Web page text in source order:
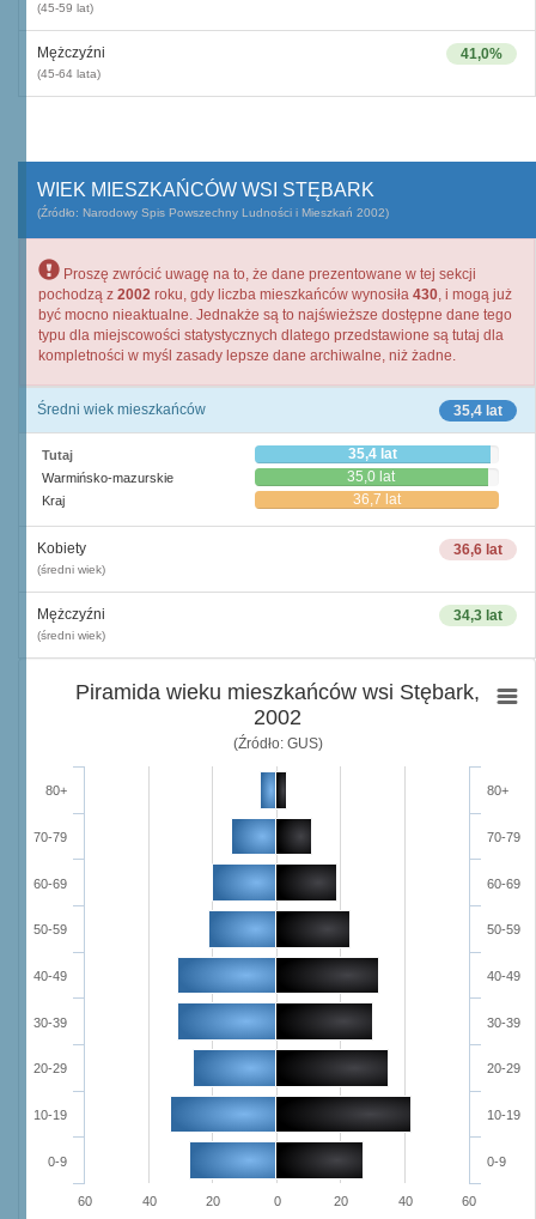
(45-59 lat)
41,0%
Mężczyźni
(45-64 lata)
WIEK MIESZKAŃCÓW WSI STĘBARK
(Źródło: Narodowy Spis Powszechny Ludności i Mieszkań 2002)
Proszę zwrócić uwagę na to, że dane prezentowane w tej sekcji
pochodzą z 2002 roku, gdy liczba mieszkańców wynosiła 430, i mogą już
być mocno nieaktualne. Jednakże są to najświeższe dostępne dane tego
typu dla miejscowości statystycznych dlatego przedstawione są tutaj dla
kompletności w myśl zasady lepsze dane archiwalne, niż żadne.
35,4 lat
Średni wiek mieszkańców
Tutaj 35,4 lat
Warmińsko-mazurskie 35,0 lat
Kraj 36,7 lat
36,6 lat
Kobiety
(średni wiek)
34,3 lat
Mężczyźni
(średni wiek)
Piramida wieku mieszkańców wsi Stębark,
2002
(Źródło: GUS)
0-9
10-19
20-29
30-39
40-49
50-59
60-69
70-79
80+
0-9
10-19
20-29
30-39
40-49
50-59
60-69
70-79
80+
40 20 0 20 40
60 60